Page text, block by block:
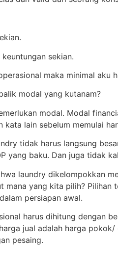
sekian.
maka minimal aku
modal yang kutanam?
modal. Modal
kata lain sebelum memulai
tidak harus langsung
yang baku. Dan juga tidak
laundry dikelompokkan
yang kita pilih? Pilihan
persiapan awal.
harus dihitung dengan
jual adalah harga
pesaing.